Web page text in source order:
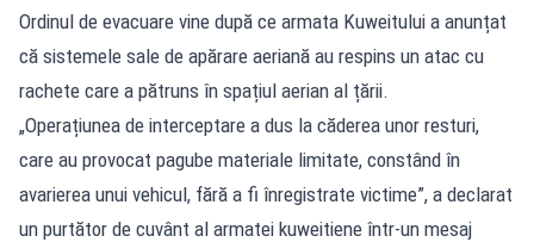
Ordinul de evacuare vine după ce armata Kuweitului a anunțat
că sistemele sale de apărare aeriană au respins un atac cu
rachete care a pătruns în spațiul aerian al țării.
„Operațiunea de interceptare a dus la căderea unor resturi,
care au provocat pagube materiale limitate, constând în
avarierea unui vehicul, fără a fi înregistrate victime”, a declarat
un purtător de cuvânt al armatei kuweitiene într-un mesaj